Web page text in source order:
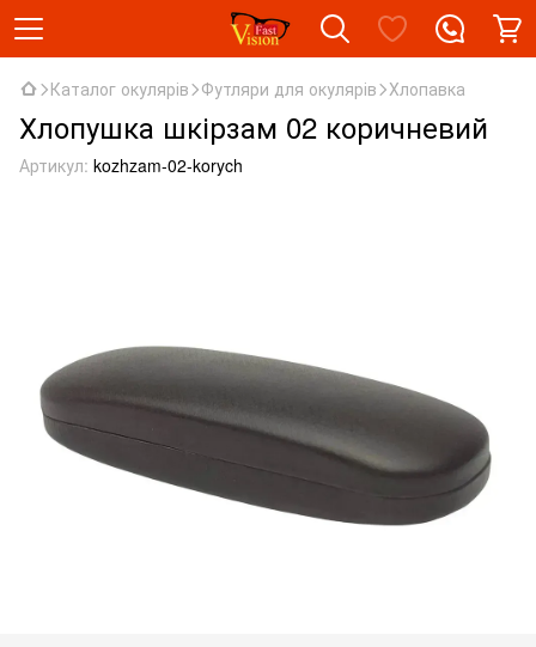
Каталог окулярів Футляри для окулярів Хлопавка
Хлопушка шкірзам 02 коричневий
Артикул: kozhzam-02-korych